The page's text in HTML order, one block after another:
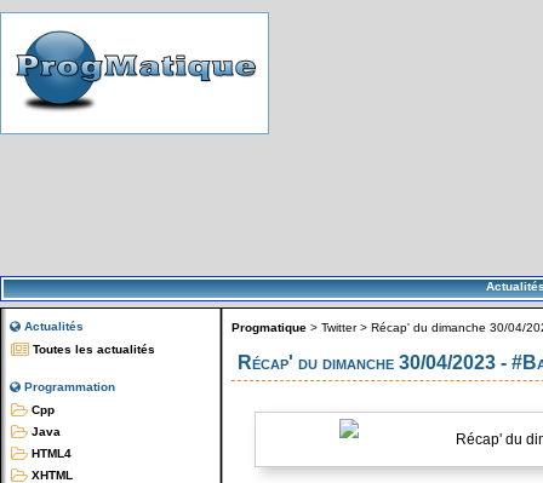
Actualités
Toutes les actualités
Programmation
Cpp
Java
HTML4
XHTML
Progmatique > Twitter> Récap' du dimanche 30/04/
Récap' du dimanche 30/04/2023 -
Récap' du